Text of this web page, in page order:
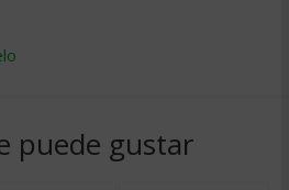
puede gustar